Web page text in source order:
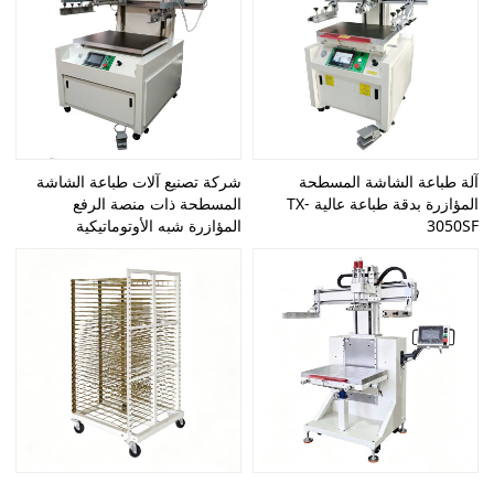
آلة طباعة الشاشة المسطحة
المؤازرة بدقة طباعة عالية TX-
3050SF
شركة تصنيع آلات طباعة الشاشة
المسطحة ذات منصة الرفع
المؤازرة شبه الأوتوماتيكية